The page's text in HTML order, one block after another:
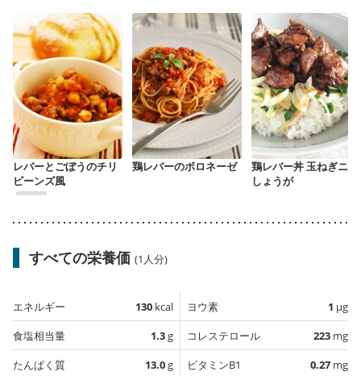
レバーとごぼうのチリ
ビーンズ風
鶏レバーのボロネーゼ
鶏レバー丼 玉ねぎニラ
しょうが
すべての栄養価 (1人分)
エネルギー 130 kcal
食塩相当量
1.3g
たんぱく質
13.0g
ヨウ素 1 µg
コレステロール
223 mg
ビタミンB1
0.27 mg